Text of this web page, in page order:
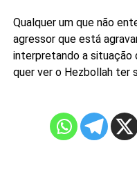
Qualquer um que não
agressor que está
interpretando a situação
quer ver o Hezbollah ter